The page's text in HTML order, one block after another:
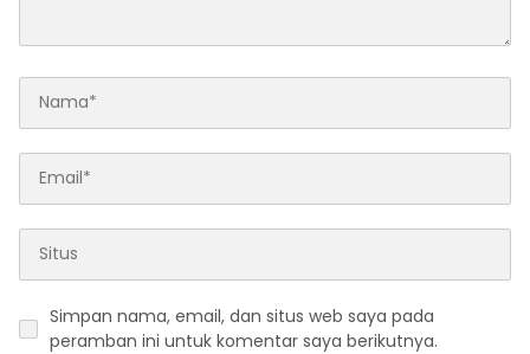
Simpan nama, email, dan situs web saya pada
peramban ini untuk komentar saya berikutnya.